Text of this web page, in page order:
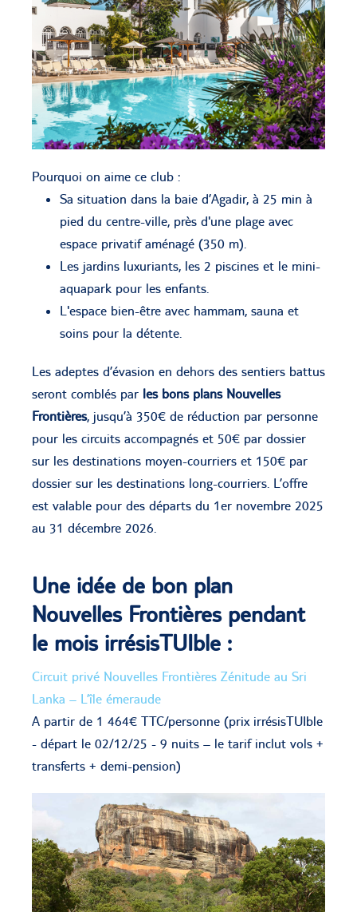
Pourquoi on aime ce club :
Sa situation dans la baie d’Agadir, à 25 min à
pied du centre-ville, près d'une plage avec
espace privatif aménagé (350 m).
Les jardins luxuriants, les 2 piscines et le mini-
aquapark pour les enfants.
L'espace bien-être avec hammam, sauna et
soins pour la détente.
Les adeptes d’évasion en dehors des sentiers battus
seront comblés par les bons plans Nouvelles
Frontières, jusqu’à 350€ de réduction par personne
pour les circuits accompagnés et 50€ par dossier
sur les destinations moyen-courriers et 150€ par
dossier sur les destinations long-courriers. L’offre
est valable pour des départs du 1er novembre 2025
au 31 décembre 2026.
Une idée de bon plan
Nouvelles Frontières pendant
le mois irrésisTUIble :
Circuit privé Nouvelles Frontières Zénitude au Sri
Lanka – L’île émeraude
A partir de 1 464€ TTC/personne (prix irrésisTUIble
- départ le 02/12/25 - 9 nuits – le tarif inclut vols +
transferts + demi-pension)